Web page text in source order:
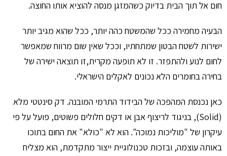
חום אל תוך הבית בדיוק כשהמזגן מנסה להוציא אותו החוצה.
הבעיה מחמירה ככל שהמשטח כהה יותר, ככל שהוא מגיב יותר
ישירות לשטח הבטון שמתחתיו, וככל שאין שום מרווח שמאפשר
לחום לנוע ולהתפזר. זו לא תופעה מקרית,זו תוצאה ישירה של
בחירה בחומרים הלא נכונים לאקלים הישראלי.
כאן נכנסת המהפכה של הבידוד התרמי המובנה. דק סינטטי מלא
(Solid), בניגוד לריצוף אבן או דקים חלולים פשוטים, פועל על פי
עיקרון של "מוליכות נמוכה". הוא לא "כולא" את החום בתוכו
באותה עוצמה, ובזכות טכנולוגיית ייצור מתקדמת, הוא מצליח